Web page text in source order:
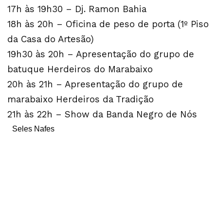
17h às 19h30 – Dj. Ramon Bahia
18h às 20h – Oficina de peso de porta (1º Piso
da Casa do Artesão)
19h30 às 20h – Apresentação do grupo de
batuque Herdeiros do Marabaixo
20h às 21h – Apresentação do grupo de
marabaixo Herdeiros da Tradição
21h às 22h – Show da Banda Negro de Nós
Seles Nafes